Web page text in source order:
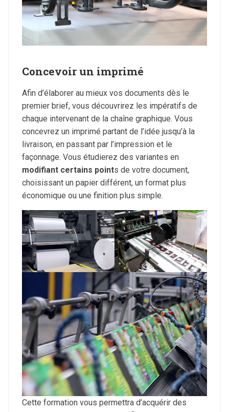
Concevoir un imprimé
Afin d’élaborer au mieux vos documents dès le
premier brief, vous découvrirez les impératifs de
chaque intervenant de la chaîne graphique. Vous
concevrez un imprimé partant de l’idée jusqu’à la
livraison, en passant par l’impression et le
façonnage. Vous étudierez des variantes en
modifiant certains points de votre document,
choisissant un papier différent, un format plus
économique ou une finition plus simple.
Cette formation vous permettra d’acquérir des